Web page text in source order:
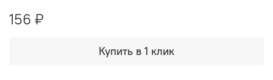
156 ₽
Купить в 1 клик